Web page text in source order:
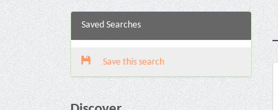
Saved Searches
Save this search